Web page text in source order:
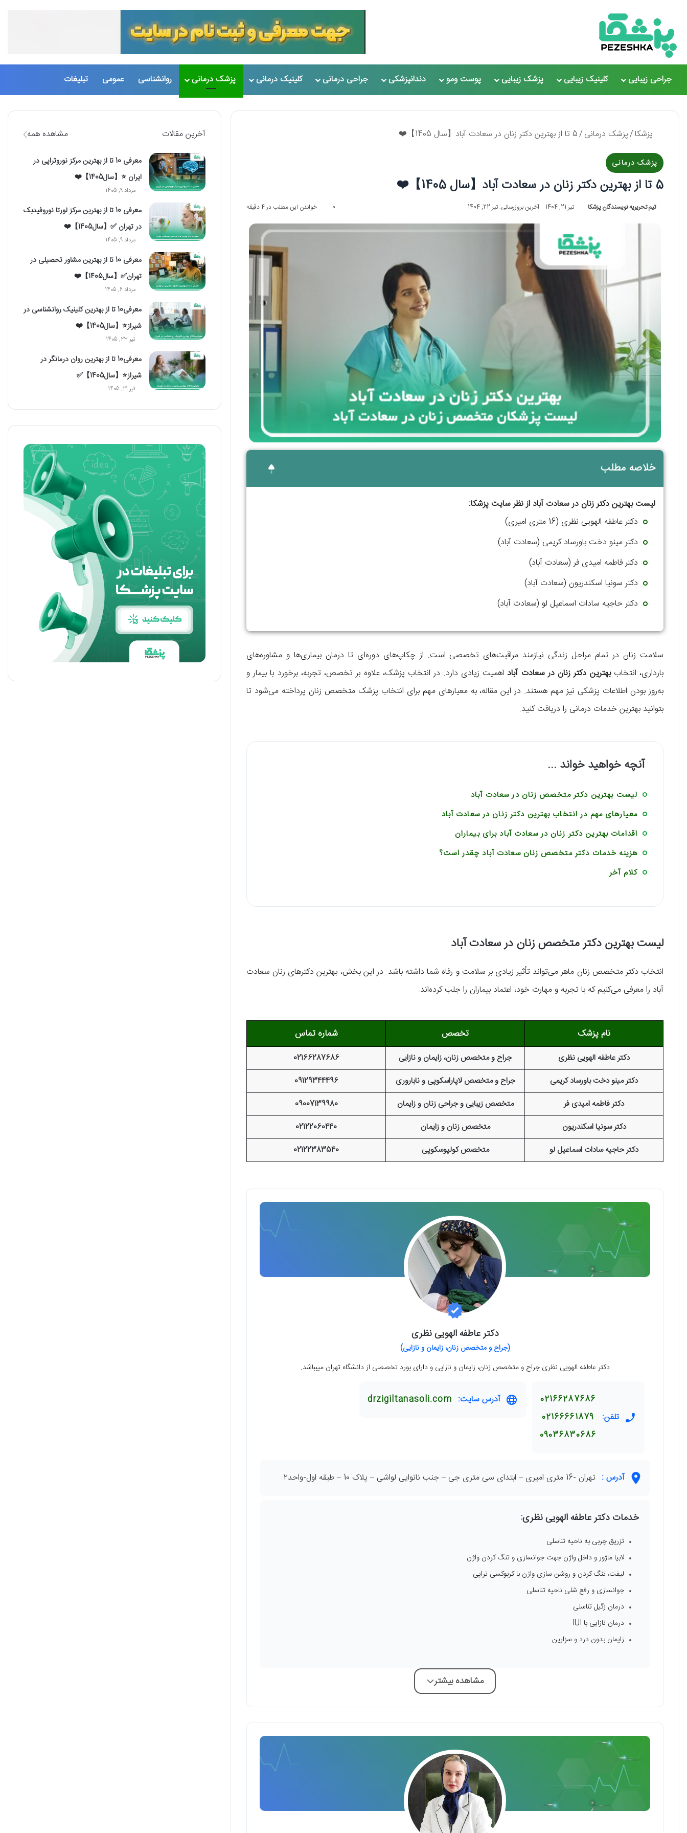
جراحی زیبایی کلینیک زیبایی پزشک زیبایی پوست ومو دندانپزشکی جراحی درمانی کلینیک درمانی پزشک درمانی روانشناسی عمومی تبلیغات
پزشکا/پزشک درمانی/5 تا از بهترین دکتر زنان در سعادت آباد【سال 1405】❤️
پزشک درمانی
5 تا از بهترین دکتر زنان در سعادت آباد【سال 1405】❤️
تیم تحریریه نویسندگان پزشکا تیر 21, 1404 آخرین بروزرسانی: تیر 22, 1404 0 خواندن این مطلب در 4 دقیقه
خلاصه مطلب
لیست بهترین دکتر زنان در سعادت آباد از نظر سایت پزشکا:
دکتر عاطفه الهویی نظری (16 متری امیری)
دکتر مینو دخت باورساد کریمی (سعادت آباد)
دکتر فاطمه امیدی فر (سعادت آباد)
دکتر سونیا اسکندریون (سعادت آباد)
دکتر حاجیه سادات اسماعیل لو (سعادت آباد)
سلامت زنان در تمام مراحل زندگی نیازمند مراقبت‌های تخصصی است. از چکاپ‌های دوره‌ای تا درمان بیماری‌ها و مشاوره‌های
بارداری، انتخاببهترین دکتر زنان در سعادت آباد اهمیت زیادی دارد. در انتخاب پزشک، علاوه بر تخصص، تجربه، برخورد با بیمار و
به‌روز بودن اطلاعات پزشکی نیز مهم هستند. در این مقاله، به معیارهای مهم برای انتخاب پزشک متخصص زنان پرداخته می‌شود تا
بتوانید بهترین خدمات درمانی را دریافت کنید.
آنچه خواهید خواند ...
لیست بهترین دکتر متخصص زنان در سعادت آباد
معیارهای مهم در انتخاب بهترین دکتر زنان در سعادت آباد
اقدامات بهترین دکتر زنان در سعادت آباد برای بیماران
هزینه خدمات دکتر متخصص زنان سعادت آباد چقدر است؟
کلام آخر
لیست بهترین دکتر متخصص زنان در سعادت آباد
انتخاب دکتر متخصص زنان ماهر می‌تواند تأثیر زیادی بر سلامت و رفاه شما داشته باشد. در این بخش، بهترین دکترهای زنان سعادت
آباد را معرفی می‌کنیم که با تجربه و مهارت خود، اعتماد بیماران را جلب کرده‌اند.
نام پزشک تخصص شماره تماس
دکتر عاطفه الهویی نظری جراح و متخصص زنان، زایمان و نازایی
02166287686
دکتر مینو دخت باورساد کریمی
جراح و متخصص لاپاراسکوپی و ناباروری
09129344496
دکتر فاطمه امیدی فر
متخصص زیبایی و جراحی زنان و زایمان
09007139980
دکتر سونیا اسکندریون
متخصص زنان و زایمان
02122060440
دکتر حاجیه سادات اسماعیل لو
متخصص کولپوسکوپی 02122383540
دکتر عاطفه الهویی نظری
(جراح و متخصص زنان، زایمان و نازایی)
دکتر عاطفه الهویی نظری جراح و متخصص زنان، زایمان و نازایی و دارای بورد تخصصی از دانشگاه تهران میبباشد.
تلفن:
02166287686
02166661879
09036830686
آدرس سایت: drzigiltanasoli.com
آدرس : تهران -16 متری امیری – ابتدای سی متری جی – جنب نانوایی لواشی – پلاک 10 – طبقه اول-واحد٢
خدمات دکتر عاطفه الهویی نظری:
تزریق چربی به ناحیه تناسلی
لابیا ماژور و داخل واژن جهت جوانسازی و تنگ کردن واژن
لیفت، تنگ کردن و روشن سازی واژن با کربوکسی تراپی
جوانسازی و رفع شلی ناحیه تناسلی
درمان زگیل تناسلی
درمان نازایی با IUI
زایمان بدون درد و سزارین
مشاهده بیشتر
آخرین مقالات مشاهده همه
معرفی 10 تا از بهترین مرکز نوروتراپی در
ایران ⭐【سال1405】❤️
مرداد 9, 1405
معرفی 10 تا از بهترین مرکز لورتا نوروفیدبک
در تهران ✅【سال1405】❤️
مرداد 9, 1405
معرفی 10 تا از بهترین مشاور تحصیلی در
تهران✅【سال1405】❤️
مرداد 6, 1405
معرفی10 تا از بهترین کلینیک روانشناسی در
شیراز⭐【سال1405】❤️
تیر 23, 1405
معرفی10 تا از بهترین روان درمانگر در
شیراز⭐【سال1405】✅
تیر 21, 1405